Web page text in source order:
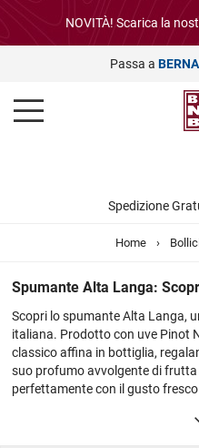
NOVITÀ! Scarica la
Passa a
Spedizione
Home ›
Spumante Alta Langa:
Scopri lo spumante Alta Langa,
italiana. Prodotto con uve Pinot
classico affina in bottiglia,
suo profumo avvolgente di
perfettamente con il gusto
Scegli l’autenticità e brinda a